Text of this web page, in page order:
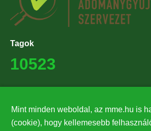
Tagok
10523
27224
Mint minden weboldal, az mme.hu is
(cookie), hogy kellemesebb